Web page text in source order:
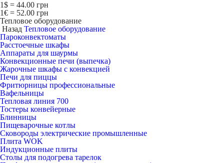
1$ = 44.00 грн
1€ = 52.00 грн
Тепловое оборудование
Назад Тепловое оборудование
Пароконвектоматы
Расcтоечные шкафы
Аппараты для шаурмы
Конвекционные печи (выпечка)
Жарочные шкафы с конвекцией
Печи для пиццы
Фритюрницы профессиональные
Вафельницы
Тепловая линия 700
Тостеры конвейерные
Блинницы
Пищеварочные котлы
Сковороды электрические промышленные
Плита WOK
Индукционные плиты
Столы для подогрева тарелок